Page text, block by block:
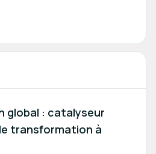
global : catalyseur
transformation à